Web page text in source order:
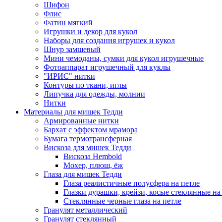
Шифон
Флис
Фатин мягкий
Игрушки и декор для кукол
Наборы для создания игрушек и кукол
Шнур замшевый
Мини чемоданы, сумки для кукол игрушечные
Фотоаппарат игрушечный для куклы
"ИРИС" нитки
Контуры по ткани, иглы
Липучка для одежды, молнии
Нитки
Материалы для мишек Тедди
Армированные нитки
Бархат с эффектом мрамора
Бумага термотрансферная
Вискоза для мишек Тедди
Вискоза Hembold
Мохер, плюш, ёж
Глаза для мишек Тедди
Глаза реалистичные полусфера на петле
Глазки дурашки, крейзи, косые стеклянные на
Стеклянные черные глаза на петле
Гранулят металлический
Гранулят стеклянный